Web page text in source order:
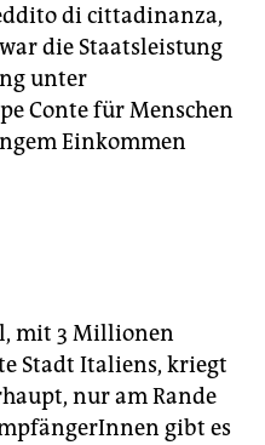
di cittadinanza,
die Staatsleistung
unter
Conte für Menschen
Einkommen
mit 3 Millionen
Stadt Italiens, kriegt
nur am Rande
gibt es